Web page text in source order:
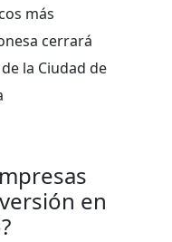
más
cerrará
la Ciudad de
en